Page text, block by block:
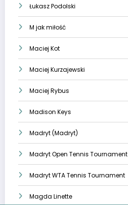
Łukasz Podolski
M jak miłość
Maciej Kot
Maciej Kurzajewski
Maciej Rybus
Madison Keys
Madryt (Madryt)
Madryt Open Tennis Tournament
Madryt WTA Tennis Tournament
Magda Linette